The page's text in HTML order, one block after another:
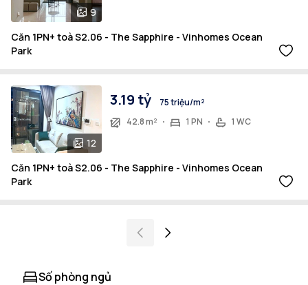
9
Căn 1PN+ toà S2.06 - The Sapphire - Vinhomes Ocean
Park
12
3.19 tỷ
75 triệu/m²
42.8 m²
1 PN 1 WC
Căn 1PN+ toà S2.06 - The Sapphire - Vinhomes Ocean
Park
Số phòng ngủ